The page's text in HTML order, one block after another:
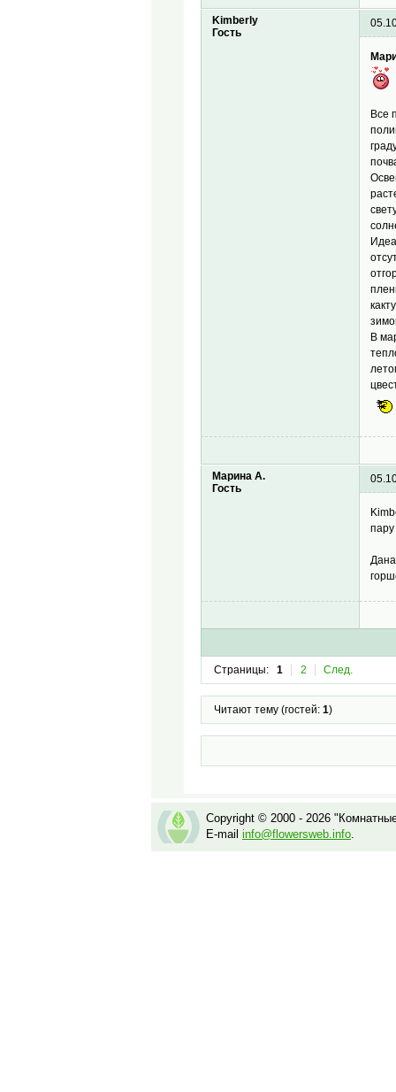
Kimberly
Гость
Все
В
Марина А.
Гость
Страницы: 1 2 След.
Читают тему (гостей: 1)
Copyright © 2000 - 2026
E-mail info@flowersweb.info.